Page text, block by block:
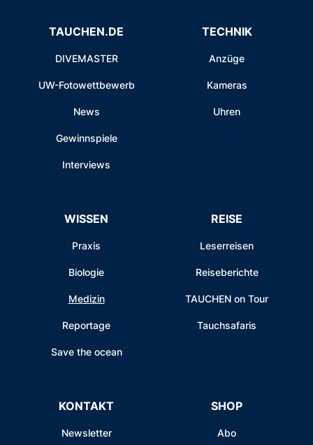
TAUCHEN.DE
DIVEMASTER
UW-Fotowettbewerb
News
Gewinnspiele
Interviews
TECHNIK
Anzüge
Kameras
Uhren
WISSEN
Praxis
Biologie
Medizin
Reportage
Save the ocean
REISE
Leserreisen
Reiseberichte
TAUCHEN on Tour
Tauchsafaris
KONTAKT
Newsletter
SHOP
Abo